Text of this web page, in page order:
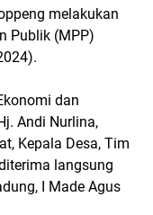
melakukan
Publik (MPP)
dan
Andi Nurlina,
Kepala Desa, Tim
langsung
I Made Agus